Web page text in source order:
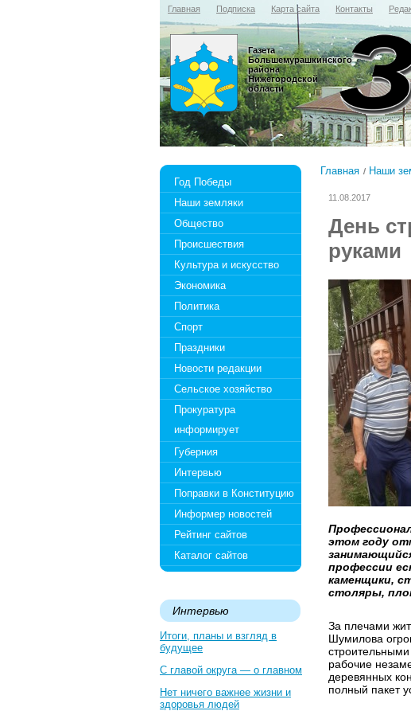
Главная Подписка Карта сайта Контакты
Газета
Большемурашкинского
района
Нижегородской
области
Год Победы
Наши земляки
Общество
Происшествия
Культура и искусство
Экономика
Политика
Спорт
Праздники
Новости редакции
Сельское хозяйство
Прокуратура
информирует
Губерния
Интервью
Поправки в Конституцию
Информер новостей
Рейтинг сайтов
Каталог сайтов
Интервью
Итоги, планы и взгляд в
будущее
С главой округа — о главном
Нет ничего важнее жизни и
здоровья людей
Главная Наши
11.08.2017
День
руками
этом году
профессии
каменщики,
столяры,
За плечами
Шумилова
рабочие
деревянных
полный пакет